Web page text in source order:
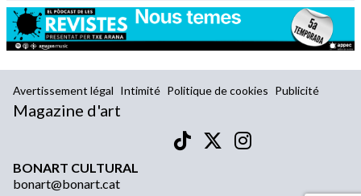
Avertissement légal Intimité Politique de cookies Publicité
Magazine d'art
BONART CULTURAL
bonart@bonart.cat